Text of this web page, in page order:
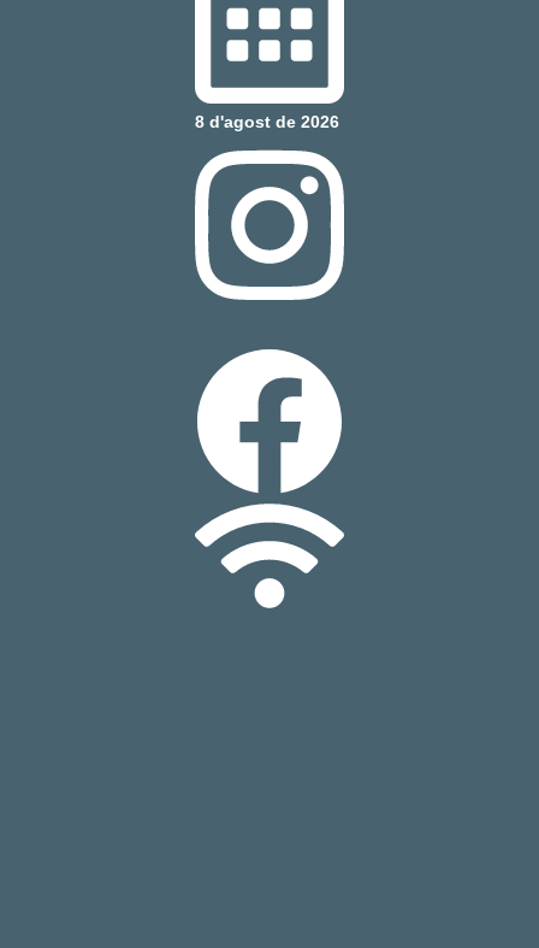
8 d'agost de 2026